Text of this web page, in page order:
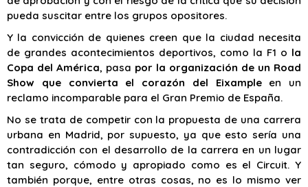
pueda suscitar entre los grupos opositores.
Y la convicción de quienes creen que la ciudad necesita
de grandes acontecimientos deportivos, como la F1 o la
Copa del América, pasa por la organización de un Road
Show que convierta el corazón del Eixampleen un
reclamo incomparable para el Gran Premio de España.
No se trata de competir con la propuesta de una carrera
urbana en Madrid, por supuesto, ya que esto sería una
contradicción con el desarrollo de la carrera en un lugar
tan seguro, cómodo y apropiado como es el Circuit. Y
también porque, entre otras cosas, no es lo mismo ver